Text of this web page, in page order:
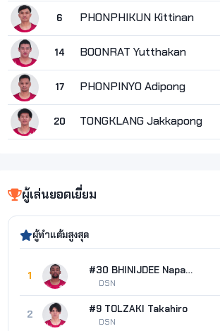
6 PHONPHIKUN Kittinan
14 BOONRAT Yutthakan
17 PHONPINYO Adipong
20 TONGKLANG Jakkapong
ผู้เล่นยอดเยี่ยม
ผู้ทำแต้มสูงสุด
1 #30 BHINIJDEE Napadet
DSN
2 #9 TOLZAKI Takahiro
DSN